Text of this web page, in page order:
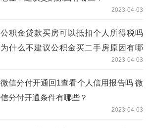
2023-04-03
公积金贷款买房可以抵扣个人所得税吗
为什么不建议公积金买二手房原因有哪
2023-04-03
微信分付开通回1查看个人信用报告吗 微
信分付开通条件有哪些？
2023-04-03